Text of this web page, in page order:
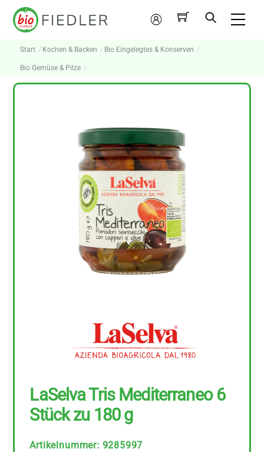
Skip
Mein
Konto
Start Kochen & Backen Bio Eingelegtes & Konserven
Bio Gemüse & Pilze
LaSelva Tris Mediterraneo 6
Stück zu 180 g
Artikelnummer: 9285997